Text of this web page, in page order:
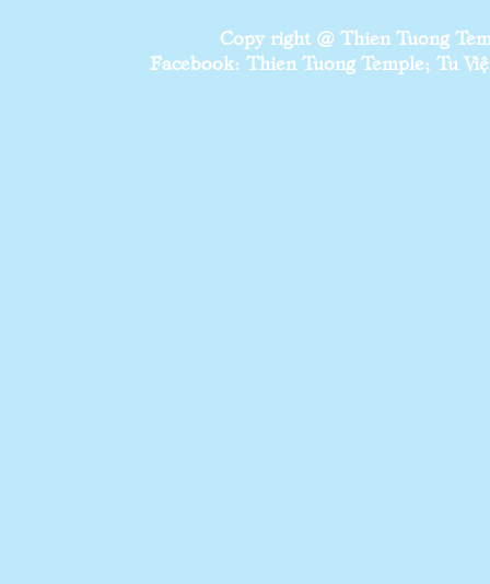
Copy right @ Thien Tuong
Facebook: Thien Tuong Temple; Tu